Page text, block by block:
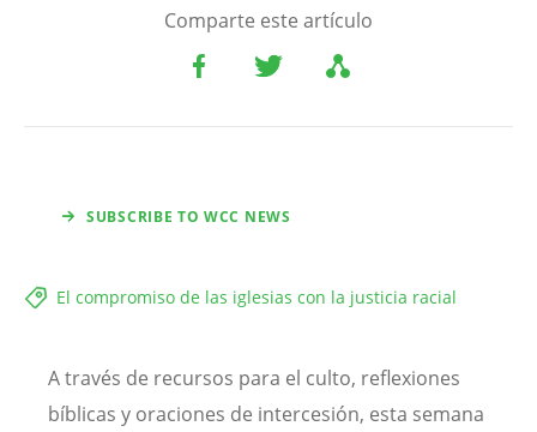
Comparte este artículo
SUBSCRIBE TO WCC NEWS
El compromiso de las iglesias con la justicia racial
A través de recursos para el culto, reflexiones
bíblicas y oraciones de intercesión, esta semana